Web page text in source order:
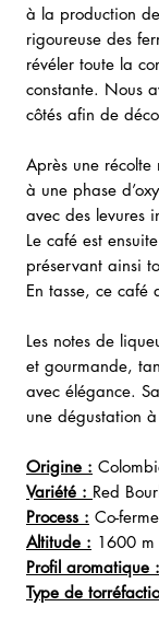
à la production
rigoureuse des
révéler toute la
constante. Nous
côtés afin de
Après une récolte
à une phase
avec des levures
Le café est
préservant ainsi
En tasse, ce café
Les notes de
et gourmande,
avec élégance.
une dégustation
Origine :
Variété : Red
Process : Co-
Altitude : 1600 m
Profil aromatique :
Type de